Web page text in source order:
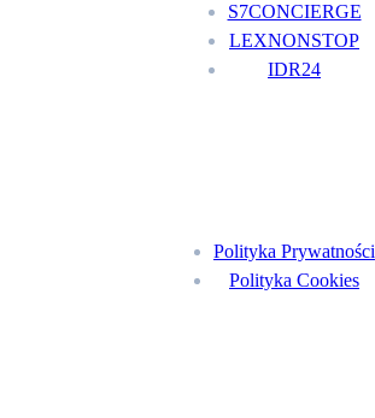
S7CONCIERGE
LEXNONSTOP
IDR24
Polityka Prywatności
Polityka Cookies